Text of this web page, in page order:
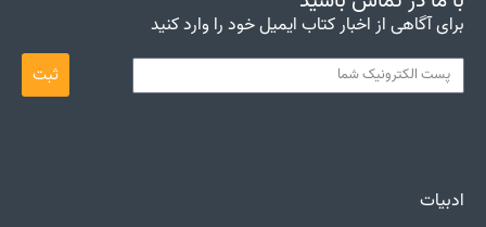
برای آگاهی از اخبار کتاب ایمیل خود را وارد کنید
ثبت
ادبیات